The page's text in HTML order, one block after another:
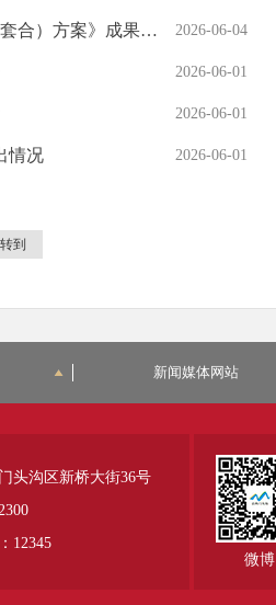
案》成果公开的说明 2026-06-04
2026-06-01
2026-06-01
情况 2026-06-01
转到
新闻媒体网站
微博
头沟区新桥大街36号
12345